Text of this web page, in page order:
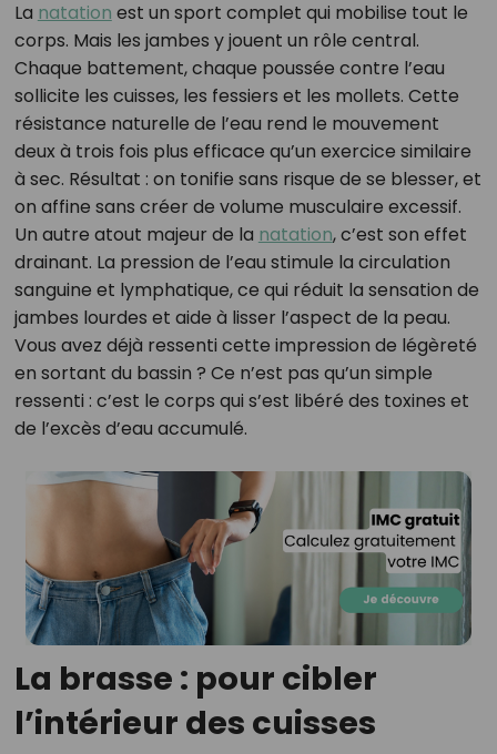
La natation est un sport complet qui mobilise tout le
corps. Mais les jambes y jouent un rôle central.
Chaque battement, chaque poussée contre l’eau
sollicite les cuisses, les fessiers et les mollets. Cette
résistance naturelle de l’eau rend le mouvement
deux à trois fois plus efficace qu’un exercice similaire
à sec. Résultat : on tonifie sans risque de se blesser, et
on affine sans créer de volume musculaire excessif.
Un autre atout majeur de la natation, c’est son effet
drainant. La pression de l’eau stimule la circulation
sanguine et lymphatique, ce qui réduit la sensation de
jambes lourdes et aide à lisser l’aspect de la peau.
Vous avez déjà ressenti cette impression de légèreté
en sortant du bassin ? Ce n’est pas qu’un simple
ressenti : c’est le corps qui s’est libéré des toxines et
de l’excès d’eau accumulé.
La brasse : pour cibler
l’intérieur des cuisses